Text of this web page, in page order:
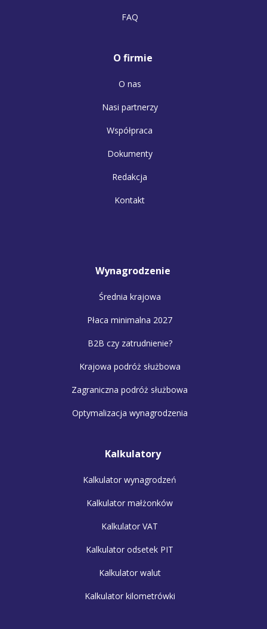
FAQ
O firmie
O nas
Nasi partnerzy
Współpraca
Dokumenty
Redakcja
Kontakt
Wynagrodzenie
Średnia krajowa
Płaca minimalna 2027
B2B czy zatrudnienie?
Krajowa podróż służbowa
Zagraniczna podróż służbowa
Optymalizacja wynagrodzenia
Kalkulatory
Kalkulator wynagrodzeń
Kalkulator małżonków
Kalkulator VAT
Kalkulator odsetek PIT
Kalkulator walut
Kalkulator kilometrówki